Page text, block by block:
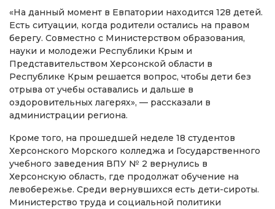
«На данный момент в Евпатории находится 128 детей.
Есть ситуации, когда родители остались на правом
берегу. Совместно с Министерством образования,
науки и молодежи Республики Крым и
Представительством Херсонской области в
Республике Крым решается вопрос, чтобы дети без
отрыва от учебы оставались и дальше в
оздоровительных лагерях», — рассказали в
администрации региона.
Кроме того, на прошедшей неделе 18 студентов
Херсонского Морского колледжа и Государственного
учебного заведения ВПУ № 2 вернулись в
Херсонскую область, где продолжат обучение на
левобережье. Среди вернувшихся есть дети-сироты.
Министерство труда и социальной политики